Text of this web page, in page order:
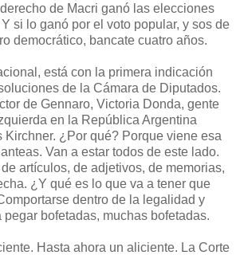
de Macri ganó las elecciones
si lo ganó por el voto popular, y sos de
democrático, bancate cuatro años.
está con la primera indicación
de la Cámara de Diputados.
de Gennaro, Victoria Donda, gente
en la República Argentina
Kirchner. ¿Por qué? Porque viene esa
Van a estar todos de este lado.
artículos, de adjetivos, de memorias,
¿Y qué es lo que va a tener que
dentro de la legalidad y
bofetadas, muchas bofetadas.
Hasta ahora un aliciente. La Corte